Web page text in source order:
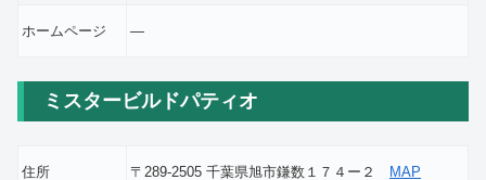
ホームページ ―
ミスタービルドパティオ
住所 〒289-2505 千葉県旭市鎌数１７４ー２ MAP